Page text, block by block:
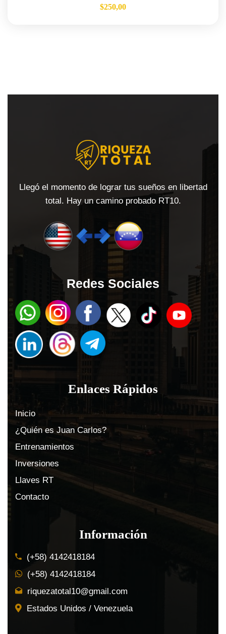
$250,00
Llegó el momento de lograr tus sueños en libertad
total. Hay un camino probado RT10.
Redes Sociales
Enlaces Rápidos
Inicio
¿Quién es Juan Carlos?
Entrenamientos
Inversiones
Llaves RT
Contacto
Información
(+58) 4142418184
(+58) 4142418184
riquezatotal10@gmail.com
Estados Unidos / Venezuela